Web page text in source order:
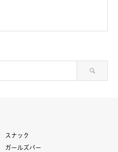
スナック
ガールズバー